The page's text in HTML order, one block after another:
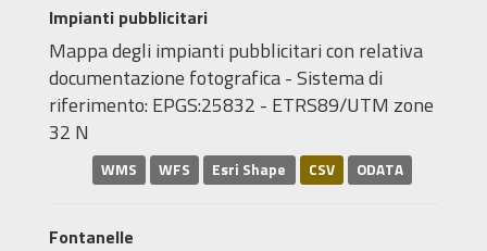
Impianti pubblicitari
Mappa degli impianti pubblicitari con relativa
documentazione fotografica - Sistema di
riferimento: EPGS:25832 - ETRS89/UTM zone
32 N
WMS WFS Esri Shape CSV ODATA
Fontanelle